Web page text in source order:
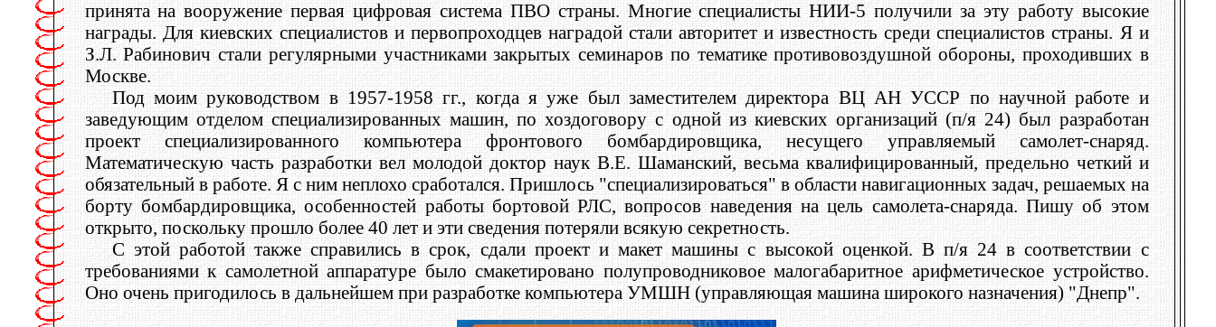
принята на вооружение первая цифровая система ПВО страны. Многие специалисты НИИ-5 получили за эту работу высокие
награды. Для киевских специалистов и первопроходцев наградой стали авторитет и известность среди специалистов страны. Я и
З.Л. Рабинович стали регулярными участниками закрытых семинаров по тематике противовоздушной обороны, проходивших в
Москве.
Под моим руководством в 1957-1958 гг., когда я уже был заместителем директора ВЦ АН УССР по научной работе и
заведующим отделом специализированных машин, по хоздоговору с одной из киевских организаций (п/я 24) был разработан
проект специализированного компьютера фронтового бомбардировщика, несущего управляемый самолет-снаряд.
Математическую часть разработки вел молодой доктор наук В.Е. Шаманский, весьма квалифицированный, предельно четкий и
обязательный в работе. Я с ним неплохо сработался. Пришлось "специализироваться" в области навигационных задач, решаемых на
борту бомбардировщика, особенностей работы бортовой РЛС, вопросов наведения на цель самолета-снаряда. Пишу об этом
открыто, поскольку прошло более 40 лет и эти сведения потеряли всякую секретность.
С этой работой также справились в срок, сдали проект и макет машины с высокой оценкой. В п/я 24 в соответствии с
требованиями к самолетной аппаратуре было смакетировано полупроводниковое малогабаритное арифметическое устройство.
Оно очень пригодилось в дальнейшем при разработке компьютера УМШН (управляющая машина широкого назначения) "Днепр".